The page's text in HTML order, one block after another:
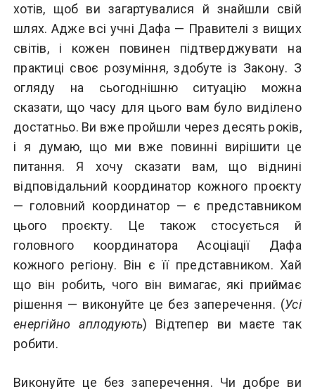
хотів, щоб ви загартувалися й знайшли свій
шлях. Адже всі учні Дафа — Правителі з вищих
світів, і кожен повинен підтверджувати на
практиці своє розуміння, здобуте із Закону. З
огляду на сьогоднішню ситуацію можна
сказати, що часу для цього вам було виділено
достатньо. Ви вже пройшли через десять років,
і я думаю, що ми вже повинні вирішити це
питання. Я хочу сказати вам, що віднині
відповідальний координатор кожного проєкту
— головний координатор — є представником
цього проєкту. Це також стосується й
головного координатора Асоціації Дафа
кожного регіону. Він є її представником. Хай
що він робить, чого він вимагає, які приймає
рішення — виконуйте це без заперечення. (Усі
енергійно аплодують) Відтепер ви маєте так
робити.
Виконуйте це без заперечення. Чи добре ви